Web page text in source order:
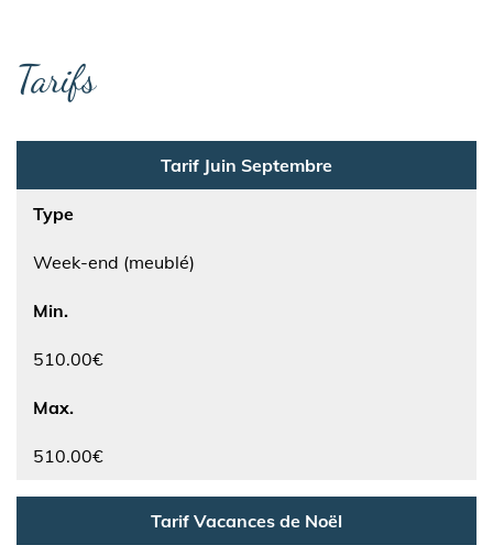
Tarifs
Tarif Juin Septembre
Type
Week-end (meublé)
Min.
510.00€
Max.
510.00€
Tarif Vacances de Noël